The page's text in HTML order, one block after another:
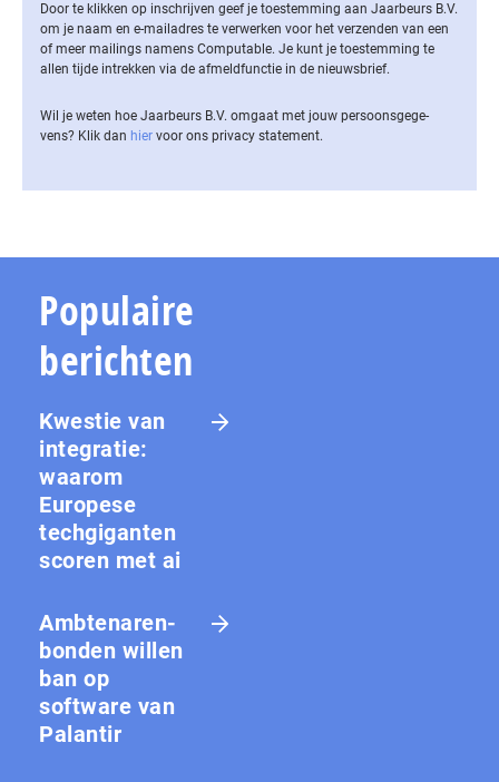
Door te klikken op inschrijven geef je toestemming aan Jaarbeurs B.V.
om je naam en e-mailadres te verwerken voor het verzenden van een
of meer mailings namens Computable. Je kunt je toestemming te
allen tijde intrekken via de af­meld­func­tie in de nieuwsbrief.
Wil je weten hoe Jaarbeurs B.V. omgaat met jouw per­soons­ge­ge­
vens? Klik dan hier voor ons privacy statement.
Populaire
berichten
Kwestie van
integratie:
waarom
Europese
techgiganten
scoren met ai
Amb­te­na­ren­
bon­den willen
ban op
software van
Palantir